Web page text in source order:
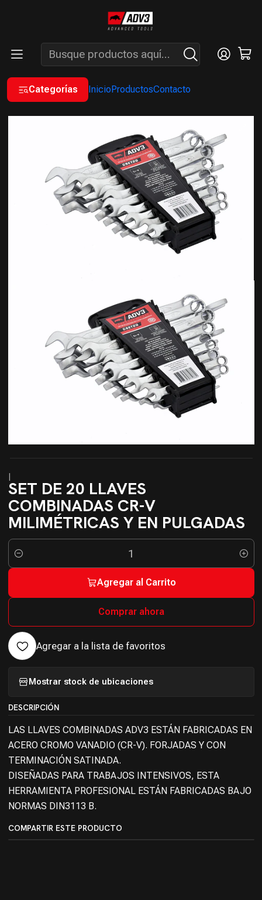
Categorías InicioProductosContacto
ENVÍOS GRATIS A PARTIR DE COMPRAS MAYORES A $200.000 -
ATENCIÓN: LUN. A VIÉ. DE 7 A 16 HS.
Inicio MANUALES
SET DE LLAVES
|
SET DE 20 LLAVES
COMBINADAS CR-V
MILIMÉTRICAS Y EN PULGADAS
Cantidad
Agregar al Carrito
Comprar ahora
Agregar a la lista de favoritos
Mostrar stock de ubicaciones
DESCRIPCIÓN
LAS LLAVES COMBINADAS ADV3 ESTÁN FABRICADAS EN
ACERO CROMO VANADIO (CR-V). FORJADAS Y CON
TERMINACIÓN SATINADA.
DISEÑADAS PARA TRABAJOS INTENSIVOS, ESTA
HERRAMIENTA PROFESIONAL ESTÁN FABRICADAS BAJO
NORMAS DIN3113 B.
COMPARTIR ESTE PRODUCTO